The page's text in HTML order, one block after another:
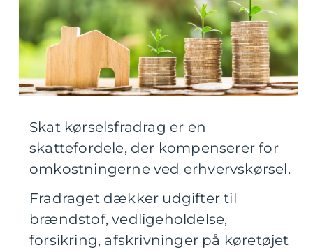
Skat kørselsfradrag er en
skattefordele, der kompenserer for
omkostningerne ved erhvervskørsel.
Fradraget dækker udgifter til
brændstof, vedligeholdelse,
forsikring, afskrivninger på køretøjet